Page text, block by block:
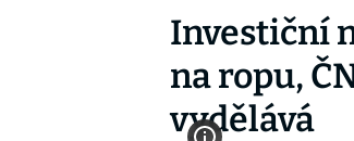
Investiční
na ropu,
vydělává